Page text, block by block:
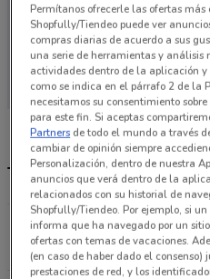
En este momento no
Tiendas El gran
Corregidora #25
5.5 km
CERRADO
Permítanos ofrecerle las ofertas más
Shopfully/Tiendeo puede ver
compras diarias de acuerdo a sus
una serie de herramientas y análisis
actividades dentro de la aplicación
como se indica en el párrafo 2 de la
necesitamos su consentimiento
para este fin. Si aceptas
Partners de todo el mundo a través
cambiar de opinión siempre
Personalización, dentro de nuestra
anuncios que verá dentro de la
relacionados con su historial de
Shopfully/Tiendeo. Por ejemplo, si
informa que ha navegado por un
ofertas con temas de vacaciones.
(en caso de haber dado el
prestaciones de red, y los